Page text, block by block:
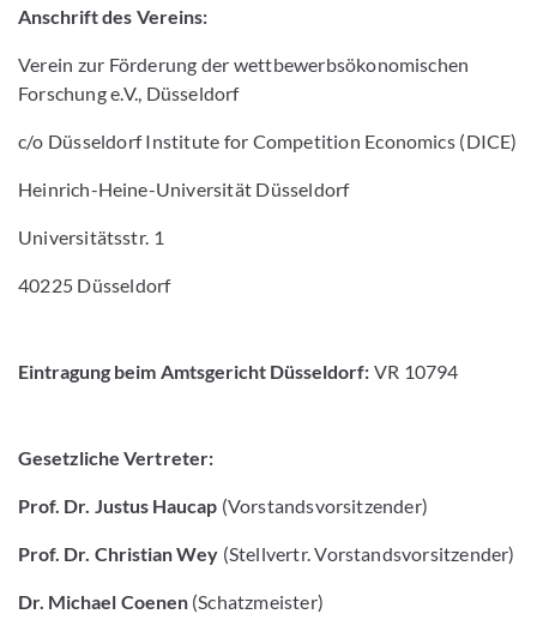
Anschrift des Vereins:
Verein zur Förderung der wettbewerbsökonomischen
Forschung e.V., Düsseldorf
c/o Düsseldorf Institute for Competition Economics (DICE)
Heinrich-Heine-Universität Düsseldorf
Universitätsstr. 1
40225 Düsseldorf
Eintragung beim Amtsgericht Düsseldorf: VR 10794
Gesetzliche Vertreter:
Prof. Dr. Justus Haucap (Vorstandsvorsitzender)
Prof. Dr. Christian Wey (Stellvertr. Vorstandsvorsitzender)
Dr. Michael Coenen (Schatzmeister)